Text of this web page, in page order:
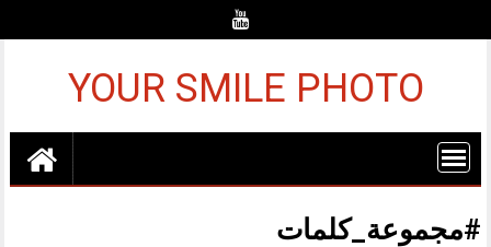
YOUR SMILE PHOTO
#مجموعة_كلمات